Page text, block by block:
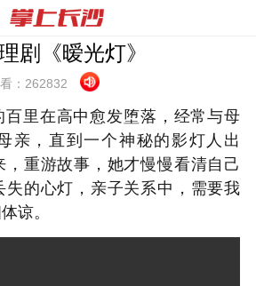
剧《暧光灯》
： 262832
百里在高中愈发堕落，经常与母
亲，直到一个神秘的影灯人出
，重游故事，她才慢慢看清自己
的心灯， 亲子关系中，需要我
谅。